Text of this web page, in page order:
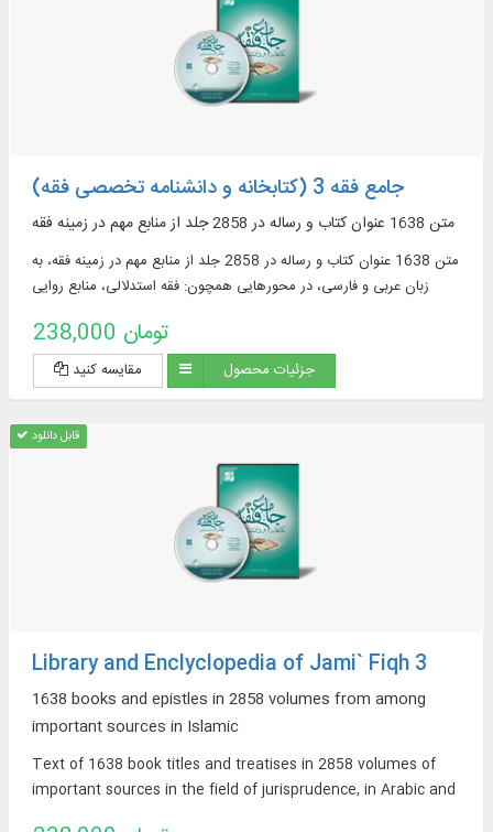
جامع فقه 3 (کتابخانه و دانشنامه تخصصی فقه)
متن 1638 عنوان کتاب و رساله در 2858 جلد از منابع مهم در زمينه فقه
متن 1638 عنوان کتاب و رساله در 2858 جلد از منابع مهم در زمينه فقه، به
زبان عربی و فارسی، در محورهایی همچون: فقه استدلالی، منابع روایی
مستحدثه، فقه مقارن ...
238,000 تومان
مقایسه کنید جزئیات محصول
قابل دانلود
Library and Enclyclopedia of Jami` Fiqh 3
1638 books and epistles in 2858 volumes from among
important sources in Islamic
Text of 1638 book titles and treatises in 2858 volumes of
important sources in the field of jurisprudence, in Arabic and